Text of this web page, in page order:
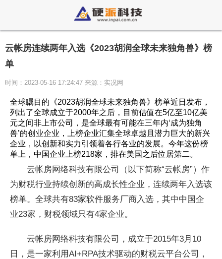
云帐房连续两年入选《2023胡润全球未来独角兽》榜
单
时间：2023-05-16 17:24:47 来源：实况网
全球瞩目的《2023胡润全球未来独角兽》榜单近日发布，
列出了全球成立于2000年之后，目前估值在5亿至10亿美
元之间非上市公司，是全球最有可能在三年内‘成为独角
兽’的创业企业，上榜企业汇集全球卓越且潜力巨大的新兴
企业，以创新和实力引领着各行各业的发展。今年这份榜
单上，中国企业上榜218家，排在美国之后位居第二。
云帐房网络科技有限公司（以下简称“云帐房”）作
为财税行业持续创新的高成长性企业，连续两年入选该
榜单。全球共有83家软件服务厂商入选，其中中国企
业23家，财税领域只有4家企业。
云帐房网络科技有限公司，成立于2015年3月10
日，是一家利用AI+RPA技术驱动的财税云平台公司，